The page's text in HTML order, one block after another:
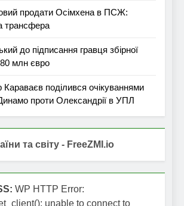
продати Осімхена в ПСЖ:
трансфера
до підписання гравця збірної
80 млн євро
поділився очікуваннями
проти Олександрії в УПЛ
та світу - FreeZMI.io
WP HTTP Error:
unable to connect to